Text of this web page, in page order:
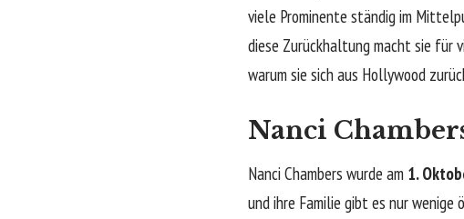
viele Prominente ständig im
diese Zurückhaltung macht sie für
warum sie sich aus Hollywood
Nanci
Nanci Chambers wurde am 1.
und ihre Familie gibt es nur